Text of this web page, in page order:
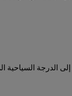
الدرجة السياحية